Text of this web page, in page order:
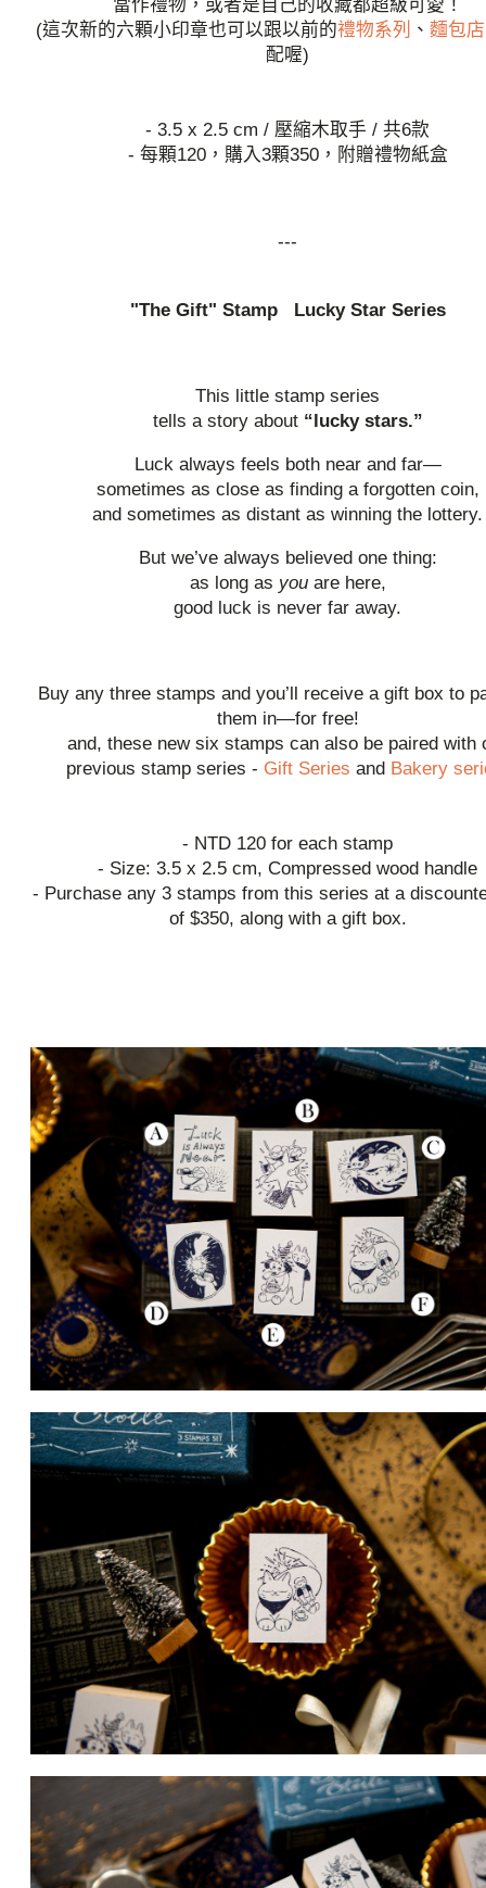
當作禮物，或者是自己的收藏都超級可愛！
(這次新的六顆小印章也可以跟以前的禮物系列 、 麵包
配喔)
- 3.5 x 2.5 cm / 壓縮木取手 / 共6款
- 每顆120，購入3顆350，附贈禮物紙盒
---
"The Gift" Stamp Lucky Star Series
This little stamp series
tells a story about “lucky stars.”
Luck always feels both near and far—
sometimes as close as finding a forgotten coin,
and sometimes as distant as winning the lottery.
But we’ve always believed one thing:
as long as youare here,
good luck is never far away.
Buy any three stamps and you’ll receive a gift box to
them in—for free!
and, these new six stamps can also be paired with
previous stamp series - Gift Series and Bakery
- NTD 120 for each stamp
- Size: 3.5 x 2.5 cm, Compressed wood handle
- Purchase any 3 stamps from this series at a
of $350, along with a gift box.